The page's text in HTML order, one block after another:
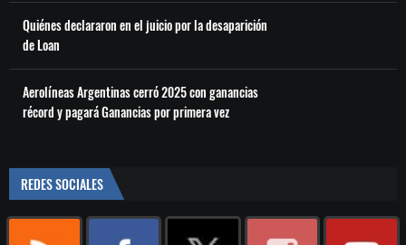
Quiénes declararon en el juicio por la desaparición
de Loan
Aerolíneas Argentinas cerró 2025 con ganancias
récord y pagará Ganancias por primera vez
REDES SOCIALES